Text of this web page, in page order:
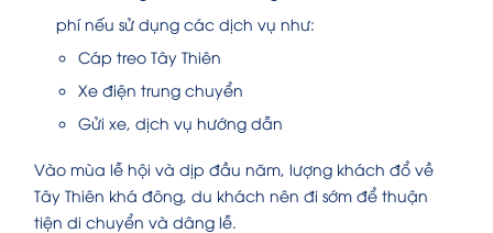
phí nếu sử dụng các dịch vụ như:
Cáp treo Tây Thiên
Xe điện trung chuyển
Gửi xe, dịch vụ hướng dẫn
Vào mùa lễ hội và dịp đầu năm, lượng khách đổ về
Tây Thiên khá đông, du khách nên đi sớm để thuận
tiện di chuyển và dâng lễ.